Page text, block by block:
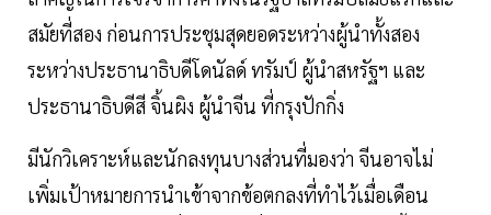
สมัยที่สอง ก่อนการประชุมสุดยอดระหว่างผู้นำทั้งสอง
ระหว่างประธานาธิบดีโดนัลด์ ทรัมป์ ผู้นำสหรัฐฯ และ
ประธานาธิบดีสี จิ้นผิง ผู้นำจีน ที่กรุงปักกิ่ง
มีนักวิเคราะห์และนักลงทุนบางส่วนที่มองว่า จีนอาจไม่
เพิ่มเป้าหมายการนำเข้าจากข้อตกลงที่ทำไว้เมื่อเดือน